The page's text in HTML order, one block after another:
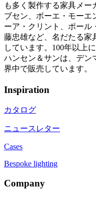
も多く製作する家具メー
ブセン、ボーエ・モーエ
ーア・クリント、ポール
藤忠雄など、名だたる家
しています。100年以上
ハンセン＆サンは、デン
界中で販売しています。
Inspiration
カタログ
ニュースレター
Cases
Bespoke lighting
Company